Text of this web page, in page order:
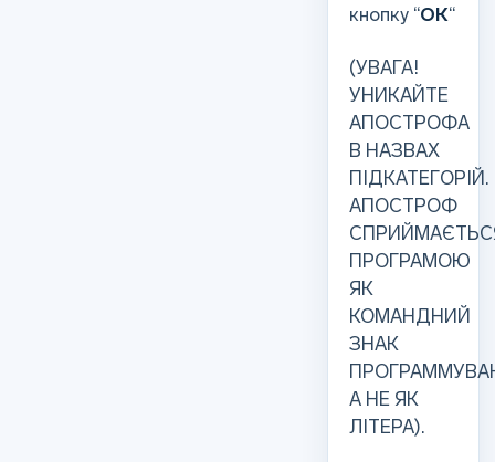
кнопку “ОК“
(УВАГА!
УНИКАЙТЕ
АПОСТРОФА
В НАЗВАХ
ПІДКАТЕГОРІЙ.
АПОСТРОФ
ПРОГРАМОЮ
ЯК
КОМАНДНИЙ
ЗНАК
А НЕ ЯК
ЛІТЕРА).